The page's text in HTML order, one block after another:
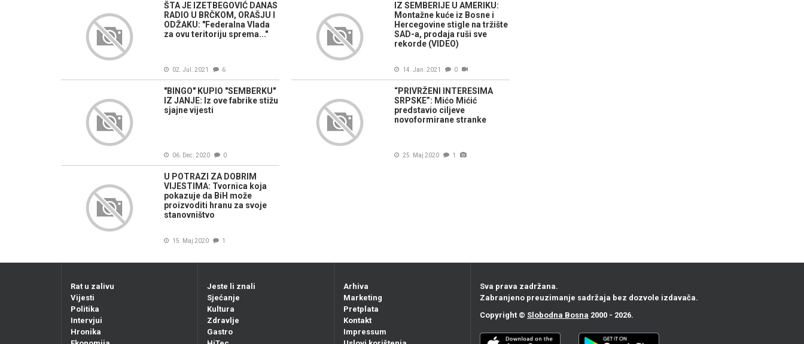
ŠTA JE IZETBEGOVIĆ DANAS
RADIO U BRČKOM, ORAŠJU I
ODŽAKU: "Federalna Vlada
za ovu teritoriju sprema..."
02. Jul. 2021 6
IZ SEMBERIJE U AMERIKU:
Montažne kuće iz Bosne i
Hercegovine stigle na tržište
SAD-a, prodaja ruši sve
rekorde (VIDEO)
14. Jan. 2021 0
"BINGO" KUPIO "SEMBERKU"
IZ JANJE: Iz ove fabrike stižu
sjajne vijesti
06. Dec. 2020 0
“PRIVRŽENI INTERESIMA
SRPSKE”: Mićo Mićić
predstavio ciljeve
novoformirane stranke
25. Maj 2020 1
U POTRAZI ZA DOBRIM
VIJESTIMA: Tvornica koja
pokazuje da BiH može
proizvoditi hranu za svoje
stanovništvo
15. Maj 2020 1
Rat u zalivu
Vijesti
Politika
Intervjui
Hronika
Jeste li znali
Sjećanje
Kultura
Zdravlje
Gastro
Arhiva
Marketing
Pretplata
Kontakt
Impressum
Sva prava zadržana.
Zabranjeno preuzimanje sadržaja bez dozvole izdavača.
Copyright © Slobodna Bosna 2000 - 2026.